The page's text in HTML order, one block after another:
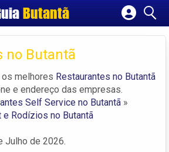
Butantã
Cadastrar empresa
Criar conta
no Butantã
os melhores Restaurantes no Butantã
e endereço das empresas.
Self Service no Butantã »
Rodízios no Butantã
Julho de 2026.